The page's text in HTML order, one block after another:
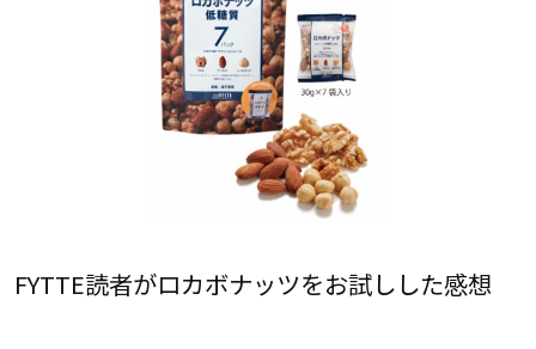
FYTTE読者がロカボナッツをお試しした感想